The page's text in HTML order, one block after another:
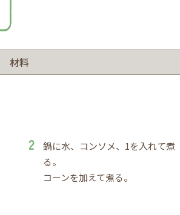
材料
鍋に水、コンソメ、1を入れて煮
る。
コーンを加えて煮る。